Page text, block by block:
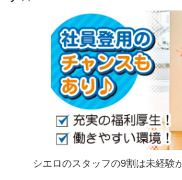
シエロのスタッフの9割は未経験